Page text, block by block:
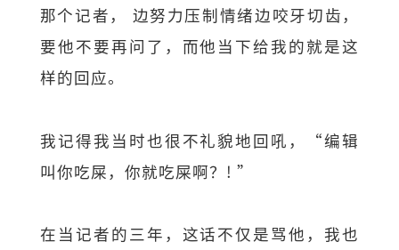
那个记者， 边努力压制情绪边咬牙切齿，
要他不要再问了，而他当下给我的就是这
样的回应。
我记得我当时也很不礼貌地回吼，“编辑
叫你吃屎，你就吃屎啊？! ”
在当记者的三年，这话不仅是骂他，我也